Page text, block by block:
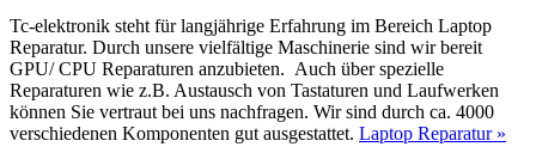
Tc-elektronik steht für langjährige Erfahrung im Bereich Laptop
Reparatur. Durch unsere vielfältige Maschinerie sind wir bereit
GPU/ CPU Reparaturen anzubieten. Auch über spezielle
Reparaturen wie z.B. Austausch von Tastaturen und Laufwerken
können Sie vertraut bei uns nachfragen. Wir sind durch ca. 4000
verschiedenen Komponenten gut ausgestattet. Laptop Reparatur »